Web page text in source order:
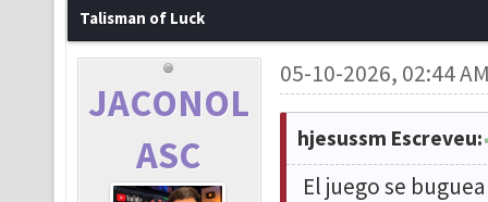
Talisman of Luck
JACONOL
ASC
05-10-2026, 02:44
hjesussm Escreveu:
El juego se buguea